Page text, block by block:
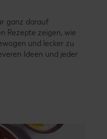
ganz darauf
Rezepte zeigen, wie
und lecker zu
Ideen und jeder